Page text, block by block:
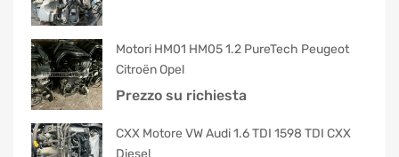
Motori HM01 HM05 1.2 PureTech Peugeot
Citroën Opel
Prezzo su richiesta
CXX Motore VW Audi 1.6 TDI 1598 TDI CXX
Diesel